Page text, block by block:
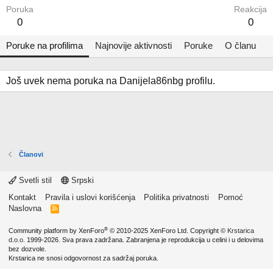
Poruka
0
Reakcija
0
Poruke na profilima Najnovije aktivnosti Poruke O članu
Još uvek nema poruka na Danijela86nbg profilu.
Članovi
Svetli stil
Srpski
Kontakt
Pravila i uslovi korišćenja Politika privatnosti
Pomoć
Naslovna
R
Community platform by XenForo® © 2010-2025 XenForo Ltd. Copyright © Krstarica
d.o.o. 1999-2026. Sva prava zadržana. Zabranjena je reprodukcija u celini i u delovima
bez dozvole.
Krstarica ne snosi odgovornost za sadržaj poruka.